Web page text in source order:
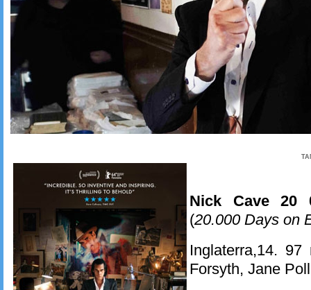
Nick Cave 20
(20.000 Days on
Inglaterra,14.
Forsyth, Jane